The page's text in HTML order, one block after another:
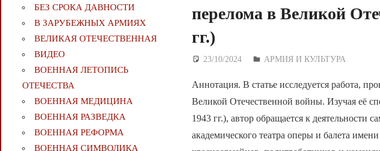
перелома в Великой
гг.)
23/10/2024 Дежурный по Редакции
АРМИЯ И КУЛЬТУРА
Аннотация. В статье исследуется работа,
Великой Отечественной войны. Изучая её
1943 гг.), автор обращается к деятельности
академического театра оперы и балета
БЕЗ СРОКА ДАВНОСТИ
В ЗАРУБЕЖНЫХ АРМИЯХ
ВЕЛИКАЯ ОТЕЧЕСТВЕННАЯ
ВИДЕО
ВОЕННАЯ ЛЕТОПИСЬ
ОТЕЧЕСТВА
ВОЕННАЯ МЕДИЦИНА
ВОЕННАЯ РАЗВЕДКА
ВОЕННАЯ РЕФОРМА
ВОЕННАЯ СИМВОЛИКА